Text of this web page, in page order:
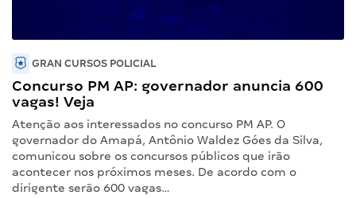
GRAN CURSOS POLICIAL
Concurso PM AP: governador anuncia 600
vagas! Veja
Atenção aos interessados no concurso PM AP. O
governador do Amapá, Antônio Waldez Góes da Silva,
comunicou sobre os concursos públicos que irão
acontecer nos próximos meses. De acordo com o
dirigente serão 600 vagas…